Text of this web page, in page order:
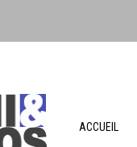
ACCUEIL